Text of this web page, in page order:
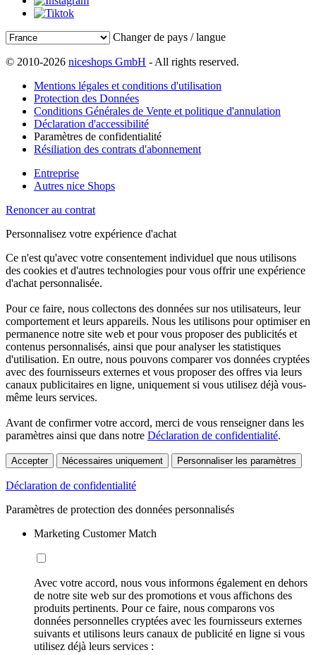
Changer de pays / langue
© 2010-2026 niceshops GmbH - All rights reserved.
Mentions légales et conditions d'utilisation
Protection des Données
Conditions Générales de Vente et politique d'annulation
Déclaration d'accessibilité
Paramètres de confidentialité
Résiliation des contrats d'abonnement
Entreprise
Autres nice Shops
Renoncer au contrat
Personnalisez votre expérience d'achat
Ce n'est qu'avec votre consentement individuel que nous utilisons
des cookies et d'autres technologies pour vous offrir une expérience
d'achat personnalisée.
Pour ce faire, nous collectons des données sur nos utilisateurs, leur
comportement et leurs appareils. Nous les utilisons pour optimiser en
permanence notre site web et pour vous proposer des publicités et
contenus personnalisés, ainsi que pour analyser les statistiques
d'utilisation. En outre, nous pouvons comparer vos données cryptées
avec des fournisseurs externes et vous proposer des offres via leurs
canaux publicitaires en ligne, uniquement si vous utilisez déjà vous-
même leurs services.
Avant de confirmer votre accord, merci de vous renseigner dans les
paramètres ainsi que dans notre Déclaration de confidentialité.
Accepter Nécessaires uniquement Personnaliser les paramètres
Déclaration de confidentialité
Paramètres de protection des données personnalisés
Marketing Customer Match
Avec votre accord, nous vous informons également en dehors
de notre site web sur des promotions et vous affichons des
produits pertinents. Pour ce faire, nous comparons vos
données personnelles cryptées avec les fournisseurs externes
suivants et utilisons leurs canaux de publicité en ligne si vous
utilisez déjà leurs services :